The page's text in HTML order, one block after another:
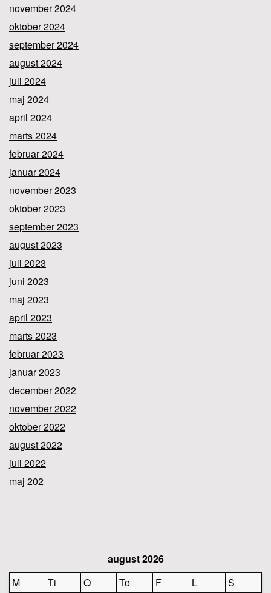
november 2024
oktober 2024
september 2024
august 2024
juli 2024
maj 2024
april 2024
marts 2024
februar 2024
januar 2024
november 2023
oktober 2023
september 2023
august 2023
juli 2023
juni 2023
maj 2023
april 2023
marts 2023
februar 2023
januar 2023
december 2022
november 2022
oktober 2022
august 2022
juli 2022
maj 202
august 2026
M
Ti O To F L S